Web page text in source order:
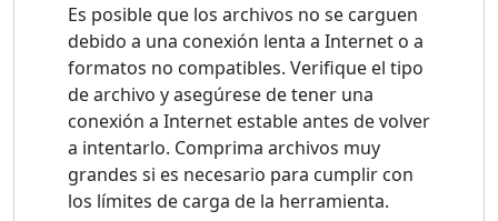
Es posible que los archivos no se carguen
debido a una conexión lenta a Internet o a
formatos no compatibles. Verifique el tipo
de archivo y asegúrese de tener una
conexión a Internet estable antes de volver
a intentarlo. Comprima archivos muy
grandes si es necesario para cumplir con
los límites de carga de la herramienta.